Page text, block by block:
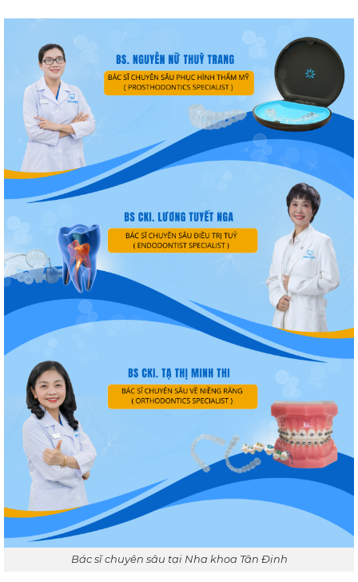
Bác sĩ chuyên sâu tại Nha khoa Tân Định